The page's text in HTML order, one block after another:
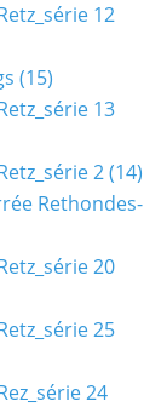
12
(15)
13
2(14)
Rethondes-
20
25
24